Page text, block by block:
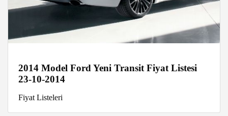
2014 Model Ford Yeni Transit Fiyat Listesi
23-10-2014
Fiyat Listeleri